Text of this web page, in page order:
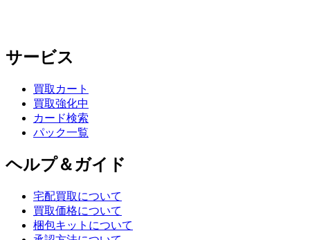
サービス
買取カート
買取強化中
カード検索
パック一覧
ヘルプ＆ガイド
宅配買取について
買取価格について
梱包キットについて